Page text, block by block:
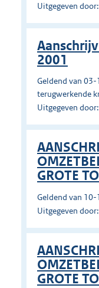
Uitgegeven
2001
Geldend van
terugwerkende
Uitgegeven
GROTE
Geldend van
Uitgegeven
GROTE